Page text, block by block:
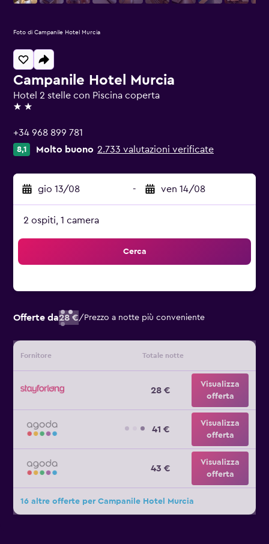
Campanile Hotel Murcia
Hotel 2 stelle con Piscina coperta
2 stelle
+34 968 899 781
8,1 Molto buono 2.733 valutazioni verificate
gio 13/08 - ven 14/08
2 ospiti, 1 camera
Cerca
Offerte da28 €/ Prezzo a notte più conveniente
Fornitore Totale notte
28 €
Visualizza
offerta
41 €
Visualizza
offerta
43 €
Visualizza
offerta
16 altre offerte per Campanile Hotel Murcia
Foto di Campanile Hotel Murcia